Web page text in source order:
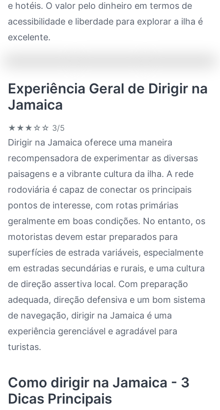
e hotéis. O valor pelo dinheiro em termos de
acessibilidade e liberdade para explorar a ilha é
excelente.
Experiência Geral de Dirigir na
Jamaica
★★★☆☆ 3/5
Dirigir na Jamaica oferece uma maneira
recompensadora de experimentar as diversas
paisagens e a vibrante cultura da ilha. A rede
rodoviária é capaz de conectar os principais
pontos de interesse, com rotas primárias
geralmente em boas condições. No entanto, os
motoristas devem estar preparados para
superfícies de estrada variáveis, especialmente
em estradas secundárias e rurais, e uma cultura
de direção assertiva local. Com preparação
adequada, direção defensiva e um bom sistema
de navegação, dirigir na Jamaica é uma
experiência gerenciável e agradável para
turistas.
Como dirigir na Jamaica - 3
Dicas Principais